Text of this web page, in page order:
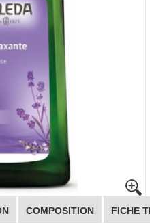
COMPOSITION FICHE